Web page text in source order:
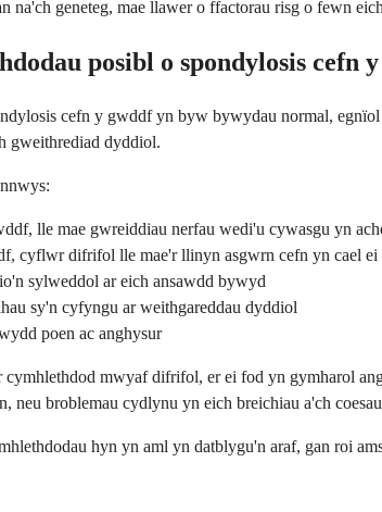
na'ch geneteg, mae llawer o ffactorau risg o fewn
posibl o spondylosis cefn
cefn y gwddf yn byw bywydau normal,
gweithrediad dyddiol.
lle mae gwreiddiau nerfau wedi'u cywasgu yn
cyflwr difrifol lle mae'r llinyn asgwrn cefn yn cael ei
sylweddol ar eich ansawdd bywyd
sy'n cyfyngu ar weithgareddau dyddiol
poen ac anghysur
mwyaf difrifol, er ei fod yn gymharol
neu broblemau cydlynu yn eich breichiau a'ch
hyn yn aml yn datblygu'n araf, gan roi